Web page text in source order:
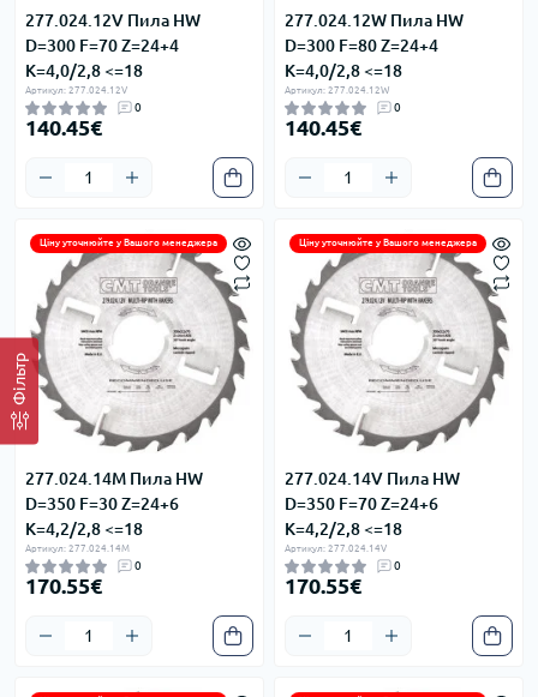
Фільтр
277.024.12V Пила HW
D=300 F=70 Z=24+4
K=4,0/2,8 <=18
Артикул: 277.024.12V
0
140.45€
277.024.12W Пила HW
D=300 F=80 Z=24+4
K=4,0/2,8 <=18
Артикул: 277.024.12W
0
140.45€
Ціну уточнюйте у Вашого менеджера
277.024.14M Пила HW
D=350 F=30 Z=24+6
K=4,2/2,8 <=18
Артикул: 277.024.14M
0
170.55€
Ціну уточнюйте у Вашого менеджера
277.024.14V Пила HW
D=350 F=70 Z=24+6
K=4,2/2,8 <=18
Артикул: 277.024.14V
0
170.55€